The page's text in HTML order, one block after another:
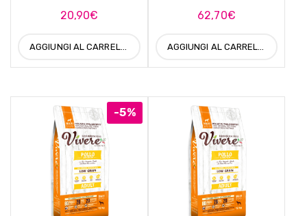
20,90€ 62,70€
-5%